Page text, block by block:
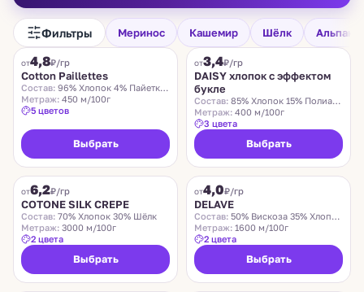
Фильтры Меринос Кашемир Шёлк Альпака
COTTON PAILLETTES
от4,8₽/гр
Cotton Paillettes
Состав: 96% Хлопок 4% Пайетки Полиэстер
Метраж: 450 м/100г
5 цветов
Выбрать
DAISY
от3,4₽/гр
DAISY хлопок с эффектом
букле
Состав: 85% Хлопок 15% Полиамид
Метраж: 400 м/100г
3 цвета
Выбрать
от6,2₽/гр
COTONE SILK CREPE
Состав: 70% Хлопок 30% Шёлк
Метраж: 3000 м/100г
2 цвета
Выбрать
от4,0₽/гр
DELAVE
Состав: 50% Вискоза 35% Хлопок 15% Шёлк
Метраж: 1600 м/100г
2 цвета
Выбрать